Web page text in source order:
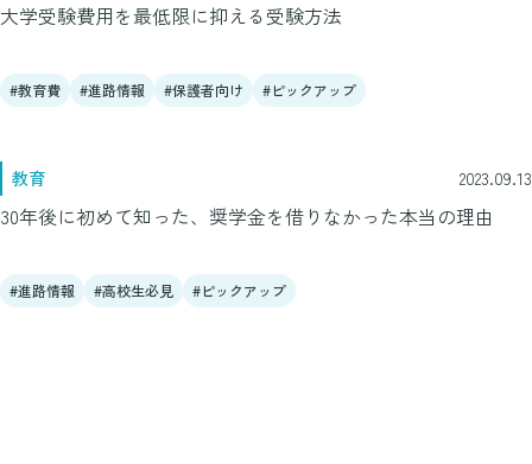
大学受験費用を最低限に抑える受験方法
教育費 進路情報 保護者向け ピックアップ
教育 2023.09.13
30年後に初めて知った、奨学金を借りなかった本当の理由
進路情報 高校生必見 ピックアップ